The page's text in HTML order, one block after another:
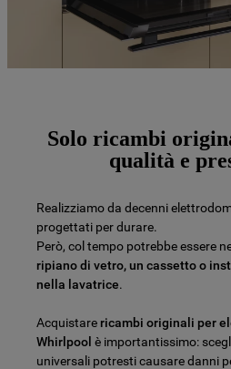
Solo ricambi
qualità e
Realizziamo da decenni
progettati per durare.
Però, col tempo potrebbe essere
ripiano di vetro, un cassetto o
nella lavatrice.
Acquistare ricambi originali per
Whirlpool è importantissimo:
universali potresti causare danni